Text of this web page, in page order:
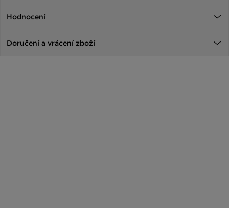
Hodnocení
Doručení a vrácení zboží